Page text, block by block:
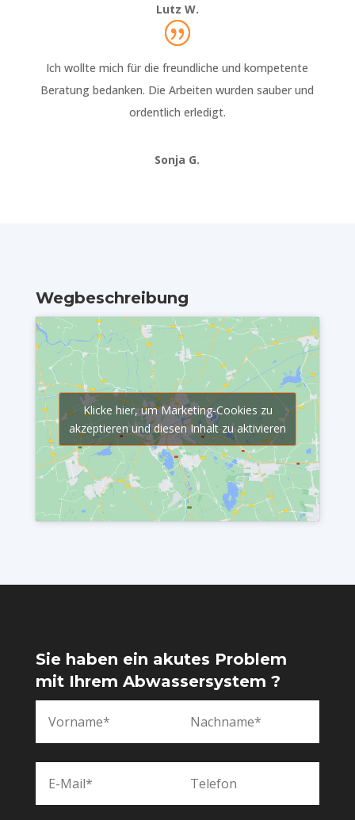
Lutz W.
Ich wollte mich für die freundliche und kompetente
Beratung bedanken. Die Arbeiten wurden sauber und
ordentlich erledigt.
Sonja G.
Wegbeschreibung
Klicke hier, um Marketing-Cookies zu
akzeptieren und diesen Inhalt zu aktivieren
Sie haben ein akutes Problem
mit Ihrem Abwassersystem ?